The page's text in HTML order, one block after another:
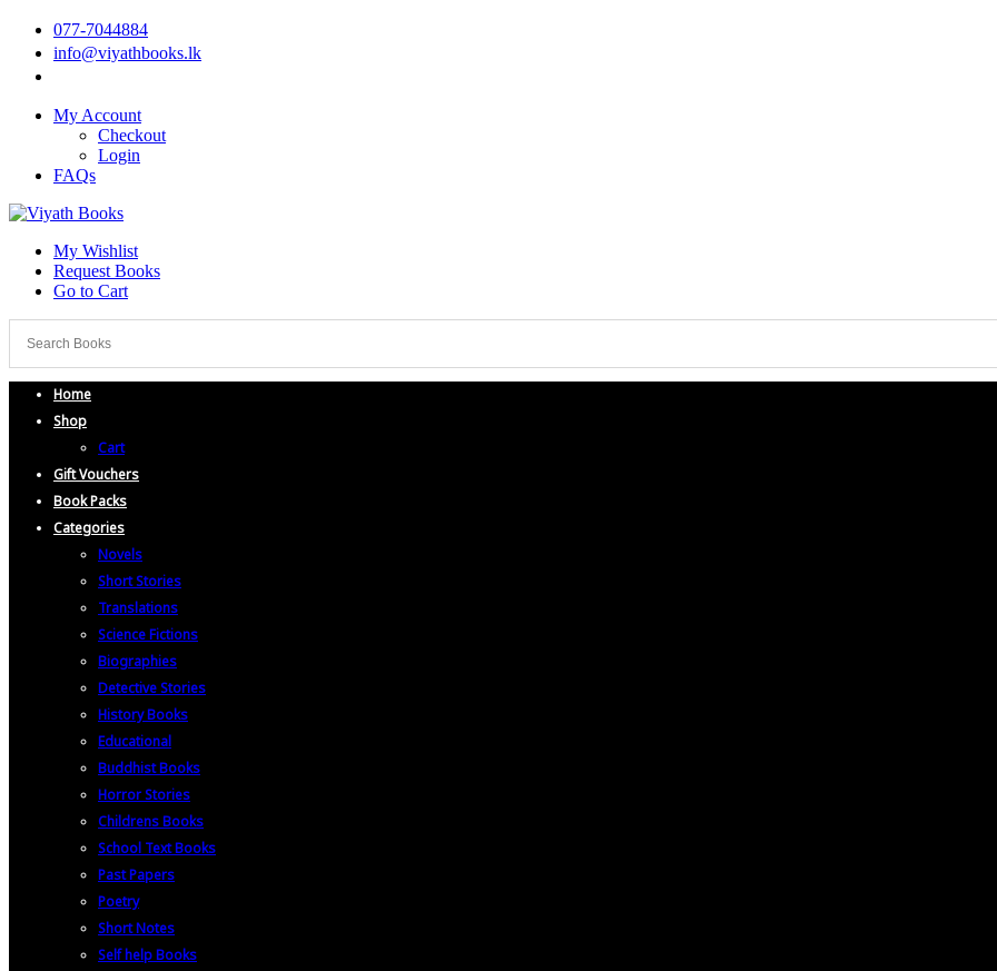
077-7044884
info@viyathbooks.lk
My Account
Checkout
Login
FAQs
My Wishlist
Request Books
Go to Cart
Home
Shop
Cart
Gift Vouchers
Book Packs
Categories
Novels
Short Stories
Translations
Science Fictions
Biographies
Detective Stories
History Books
Educational
Buddhist Books
Horror Stories
Childrens Books
School Text Books
Past Papers
Poetry
Short Notes
Self help Books